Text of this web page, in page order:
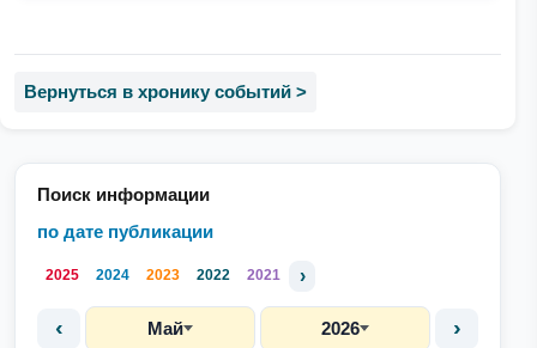
Поиск информации
по дате публикации
2025 2024 2023 2022 2021 ›
‹ Май 2026 ›
Вернуться в хронику событий >